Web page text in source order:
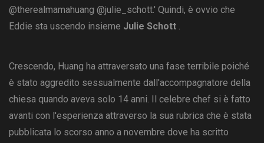
@therealmamahuang @julie_schott.' Quindi, è ovvio che
Eddie sta uscendo insieme Julie Schott .
Crescendo, Huang ha attraversato una fase terribile poiché
è stato aggredito sessualmente dall'accompagnatore della
chiesa quando aveva solo 14 anni. Il celebre chef si è fatto
avanti con l'esperienza attraverso la sua rubrica che è stata
pubblicata lo scorso anno a novembre dove ha scritto